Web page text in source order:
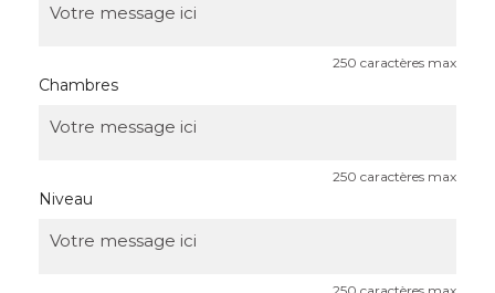
250 caractères max
Chambres
250 caractères max
Niveau